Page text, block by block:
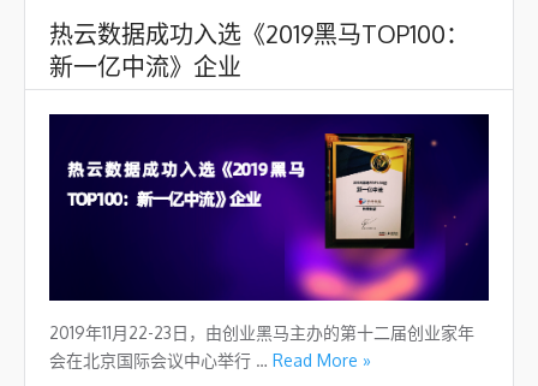
​热云数据成功入选《2019黑马TOP100：
新一亿中流》企业
2019年11月22-23日，由创业黑马主办的第十二届创业家年
会在北京国际会议中心举行 … Read More »